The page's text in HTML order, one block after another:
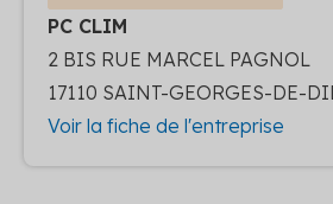
PC CLIM
2 BIS RUE MARCEL PAGNOL
17110 SAINT-GEORGES-DE-
Voir la fiche de l'entreprise